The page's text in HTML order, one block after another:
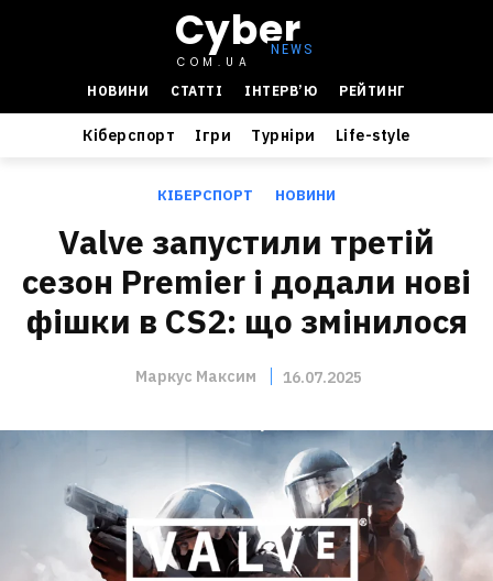
Cyber
COM.UA
НОВИНИ
СТАТТІ ІНТЕРВ’Ю РЕЙТИНГ
Кіберспорт Ігри Турніри Life-style
КІБЕРСПОРТ НОВИНИ
Valve запустили третій
сезон Premier і додали нові
фішки в CS2: що змінилося
Маркус Максим 16.07.2025